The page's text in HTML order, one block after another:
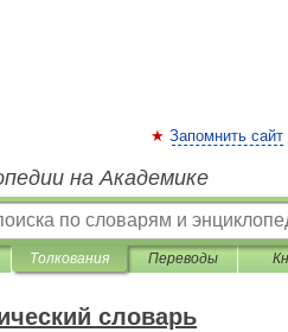
Запомнить сайт
на Академике
Толкования Переводы
словарь